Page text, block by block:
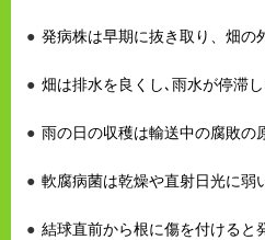
発病株は早期に抜き取り、畑の
畑は排水を良くし､雨水が停滞
雨の日の収穫は輸送中の腐敗の
軟腐病菌は乾燥や直射日光に
結球直前から根に傷を付けると